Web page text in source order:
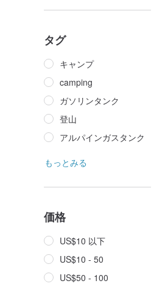
タグ
キャンプ
camping
ガソリンタンク
登山
アルパインガスタンク
もっとみる
価格
US$10 以下
US$10 - 50
US$50 - 100